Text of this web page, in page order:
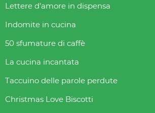
Lettere d’amore in dispensa
Indomite in cucina
50 sfumature di caffè
La cucina incantata
Taccuino delle parole perdute
Christmas Love Biscotti